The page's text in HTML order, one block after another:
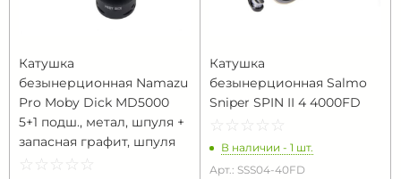
Катушка
безынерционная Namazu
Pro Moby Dick MD5000
5+1 подш., метал, шпуля +
запасная графит, шпуля
☆ ☆ ☆ ☆ ☆
★ ★ ★ ★ ★
Катушка
безынерционная Salmo
Sniper SPIN II 4 4000FD
☆ ☆ ☆ ☆ ☆
★ ★ ★ ★ ★
В наличии - 1 шт.
Арт.: SSS04-40FD